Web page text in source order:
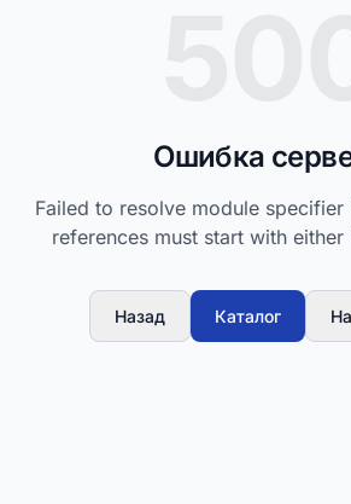
Ошибка
Failed to resolve module specifier
references must start with
Назад Каталог